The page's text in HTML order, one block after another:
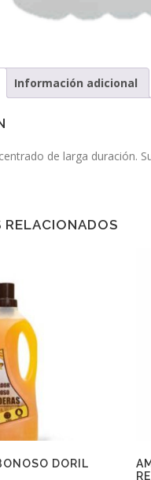
Información adicional
de larga duración.
RELACIONADOS
DORIL